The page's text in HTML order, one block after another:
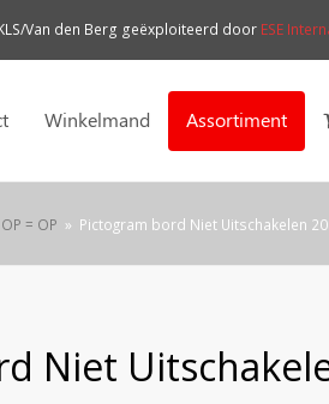
Van den Berg geëxploiteerd door ESE
Winkelmand Assortiment
OP = OP » Pictogram bord Niet Uitschakelen
Niet